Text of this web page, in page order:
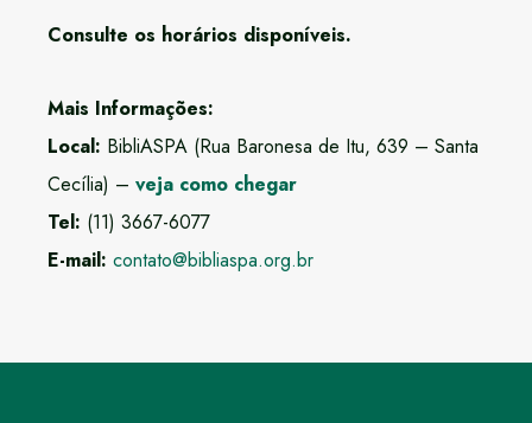
Consulte os horários disponíveis.
Mais Informações:
Local: BibliASPA (Rua Baronesa de Itu, 639 – Santa
Cecília) – veja como chegar
Tel: (11) 3667-6077
E-mail: contato@bibliaspa.org.br